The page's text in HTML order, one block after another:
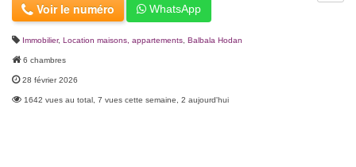
Voir le numéro WhatsApp
Immobilier, Location maisons, appartements Balbala Hodan
6 chambres
28 février 2026
1642 vues au total, 7 vues cette semaine, 2 aujourd'hui